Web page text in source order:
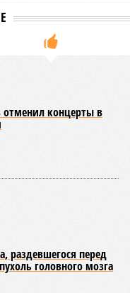
отменил концерты в
раздевшегося перед
головного мозга